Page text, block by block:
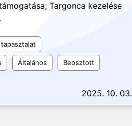
Targonca kezelése
Általános Beosztott
2025. 10. 03.